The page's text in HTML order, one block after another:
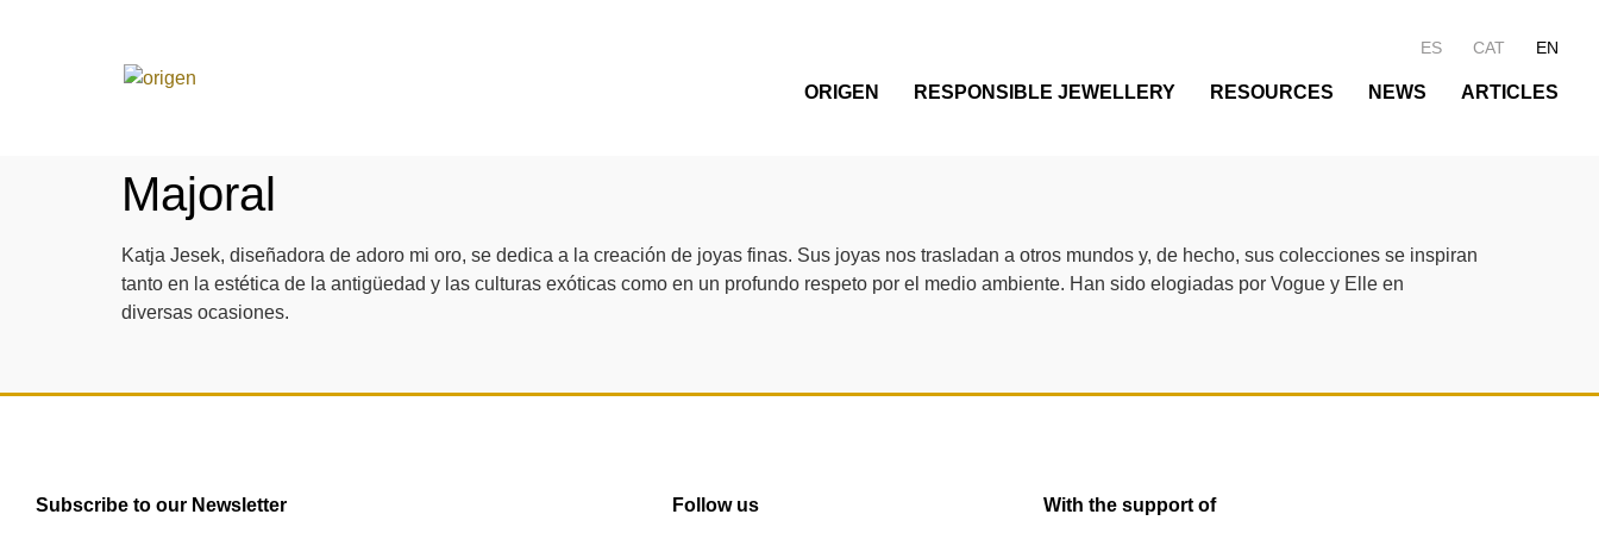
ES CAT EN
ORIGEN RESPONSIBLE JEWELLERY RESOURCES NEWS ARTICLES
Majoral
Katja Jesek, diseñadora de adoro mi oro, se dedica a la creación de joyas finas. Sus joyas nos trasladan a otros mundos y, de hecho, sus colecciones se inspiran
tanto en la estética de la antigüedad y las culturas exóticas como en un profundo respeto por el medio ambiente. Han sido elogiadas por Vogue y Elle en
diversas ocasiones.
Subscribe to our Newsletter Follow us With the support of